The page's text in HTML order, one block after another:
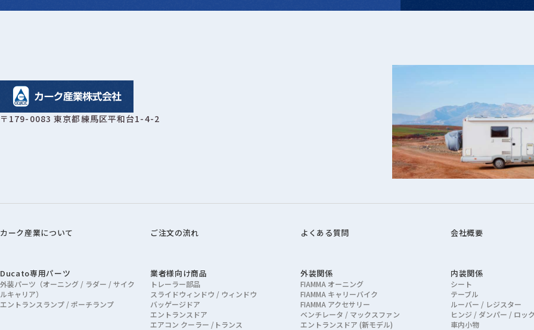
〒179-0083 東京都練馬区平和台1-4-2
カーク産業について ご注文の流れ よくある質問 会社概要
Ducato専用パーツ
外装パーツ（オーニング / ラダー / サイク
ルキャリア）
エントランスランプ / ポーチランプ
業者様向け商品
トレーラー部品
スライドウィンドウ / ウィンドウ
バッゲージドア
エントランスドア
エアコン クーラー /トランス
外装関係
FIAMMA オーニング
FIAMMA キャリーバイク
FIAMMA アクセサリー
ベンチレータ / マックスファン
エントランスドア (新モデル)
内装関係
シート
テーブル
ルーバー / レジスター
ヒンジ / ダンパー / ロッ
車内小物